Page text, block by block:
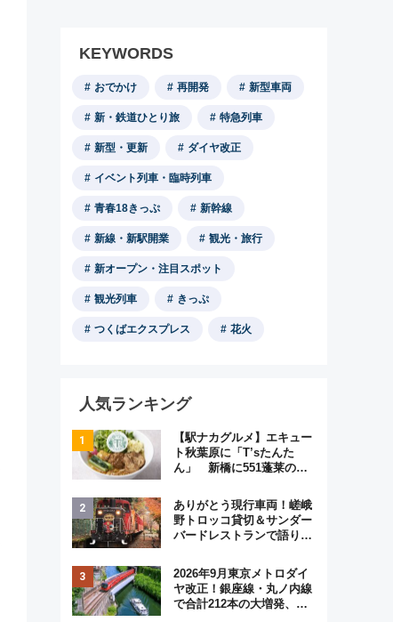
KEYWORDS
おでかけ 再開発 新型車両
新・鉄道ひとり旅 特急列車
新型・更新 ダイヤ改正
イベント列車・臨時列車
青春18きっぷ 新幹線
新線・新駅開業 観光・旅行
新オープン・注目スポット
観光列車 きっぷ
つくばエクスプレス 花火
人気ランキング
【駅ナカグルメ】エキュー
ト秋葉原に「T’sたんた
ん」 新橋に551蓬莱の
オムライス専門店「肉とた
まご」新グルメ続々登場！
【2026年8月】
ありがとう現行車両！嵯峨
野トロッコ貸切＆サンダー
バードレストランで語り合
原トシヒロと行く！9月13
日「京都の鉄道満喫ツア
ー」開催
2026年9月東京メトロダイ
ヤ改正！銀座線・丸ノ内線
で合計212本の大増発、混